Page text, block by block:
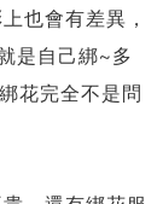
也會有差異，
是自己綁~多
花完全不是問